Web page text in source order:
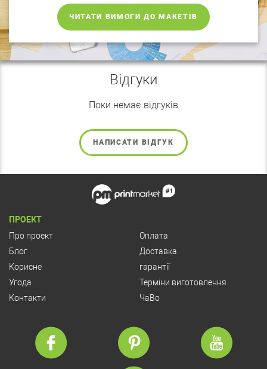
ЧИТАТИ ВИМОГИ ДО МАКЕТІВ
Відгуки
Поки немає відгуків
НАПИСАТИ ВІДГУК
ПРОЕКТ
Про проект
Блог
Корисне
Угода
Контакти
Оплата
Доставка
гарантії
Терміни виготовлення
ЧаВо